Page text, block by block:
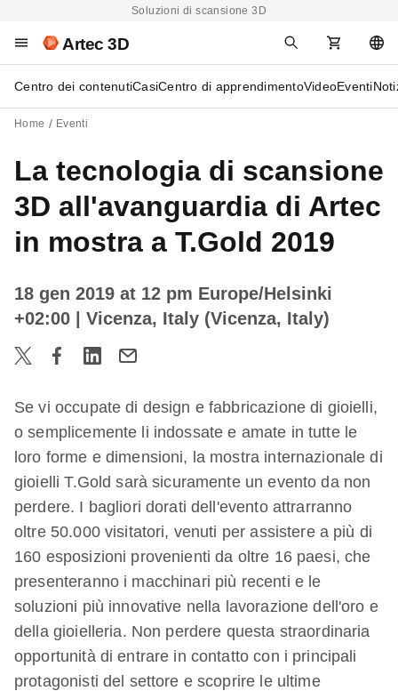
Soluzioni di scansione 3D
Artec 3D
Centro dei contenutiCasiCentro di apprendimentoVideoEventi
Home Eventi
La tecnologia di scansione
3D all'avanguardia di Artec
in mostra a T.Gold 2019
18 gen 2019 at 12 pm Europe/Helsinki
+02:00
| Vicenza, Italy (Vicenza, Italy)
Se vi occupate di design e fabbricazione di gioielli,
o semplicemente li indossate e amate in tutte le
loro forme e dimensioni, la mostra internazionale di
gioielli T.Gold sarà sicuramente un evento da non
perdere. I bagliori dorati dell'evento attrarranno
oltre 50.000 visitatori, venuti per assistere a più di
160 esposizioni provenienti da oltre 16 paesi, che
presenteranno i macchinari più recenti e le
soluzioni più innovative nella lavorazione dell'oro e
della gioielleria. Non perdere questa straordinaria
opportunità di entrare in contatto con i principali
protagonisti del settore e scoprire le ultime